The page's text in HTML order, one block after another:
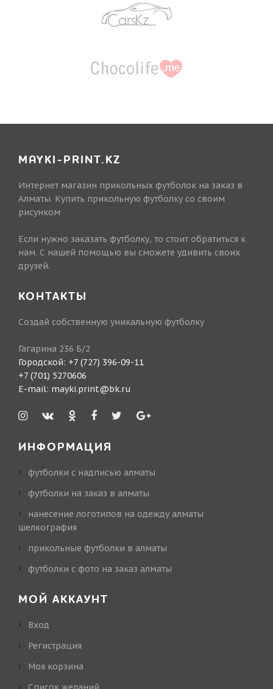
MAYKI-PRINT.KZ
Интернет магазин прикольных футболок на заказ в
Алматы. Купить прикольную футболку со своим
рисунком
Если нужно заказать футболку, то стоит обратиться к
нам. С нашей помощью вы сможете удивить своих
друзей.
КОНТАКТЫ
Создай собственную уникальную футболку
Гагарина 236 Б/2
Городской: +7 (727) 396-09-11
+7 (701) 5270606
E-mail: mayki.print@bk.ru
ИНФОРМАЦИЯ
футболки с надписью алматы
футболки на заказ в алматы
нанесение логотипов на одежду алматы
шелкография
прикольные футболки в алматы
футболки с фото на заказ алматы
МОЙ АККАУНТ
Вход
Регистрация
Моя корзина